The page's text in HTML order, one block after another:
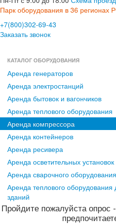
Парк оборудования в 36 регионах
+7(800)302-69-43
Заказать звонок
КАТАЛОГ ОБОРУДОВАНИЯ
Аренда генераторов
Аренда электростанций
Аренда бытовок и вагончиков
Аренда теплового оборудования
Аренда компрессора
Аренда контейнеров
Аренда ресивера
Аренда осветительных установок
Аренда сварочного оборудования
Аренда теплового
зданий
Пройдите пожалуйста опрос